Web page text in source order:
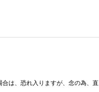
は、恐れ入りますが、念の為、直